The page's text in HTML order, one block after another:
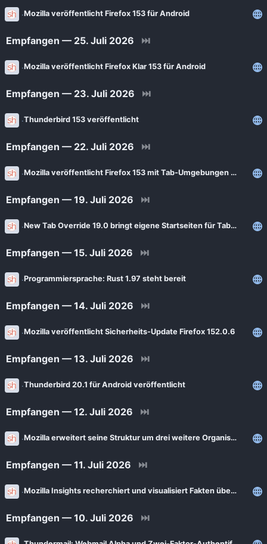
Linux Guides
Soeren-Hentzschel.at
VNotes
MichlFranken
OSB Alliance
Pro-Linux News
Mozilla veröffentlicht Firefox 153 für Android
Empfangen — 25. Juli 2026 ⏭
Mozilla veröffentlicht Firefox Klar 153 für Android
Empfangen — 23. Juli 2026 ⏭
Thunderbird 153 veröffentlicht
Empfangen — 22. Juli 2026 ⏭
Mozilla veröffentlicht Firefox 153 mit Tab-Umgebungen für alle Nutzer
Empfangen — 19. Juli 2026 ⏭
New Tab Override 19.0 bringt eigene Startseiten für Tab-Gruppen und Tab-Umgebungen
Empfangen — 15. Juli 2026 ⏭
Programmiersprache: Rust 1.97 steht bereit
Empfangen — 14. Juli 2026 ⏭
Mozilla veröffentlicht Sicherheits-Update Firefox 152.0.6
Empfangen — 13. Juli 2026 ⏭
Thunderbird 20.1 für Android veröffentlicht
Empfangen — 12. Juli 2026 ⏭
Mozilla erweitert seine Struktur um drei weitere Organisationen
Empfangen — 11. Juli 2026 ⏭
Mozilla Insights recherchiert und visualisiert Fakten über Mozilla
Empfangen — 10. Juli 2026 ⏭